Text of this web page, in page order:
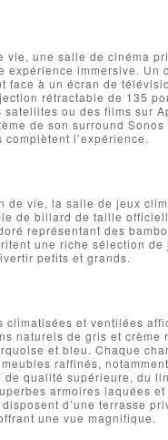
vie, une salle de cinéma
expérience immersive. Un
face à un écran de
rétractable de 135
ou des films sur
de son surround
l’expérience.
de vie, la salle de jeux
de billard de taille
représentant des
une riche sélection de
petits et grands.
climatisées et ventilées
naturels de gris et crème
et bleu. Chaque
raffinés,
de qualité supérieure, du
armoires laquées
d’une terrasse
une vue magnifique.